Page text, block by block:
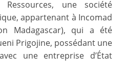
Ressources, une société
appartenant à Incomad
Madagascar), qui a été
Prigojine, possédant une
une entreprise d’État